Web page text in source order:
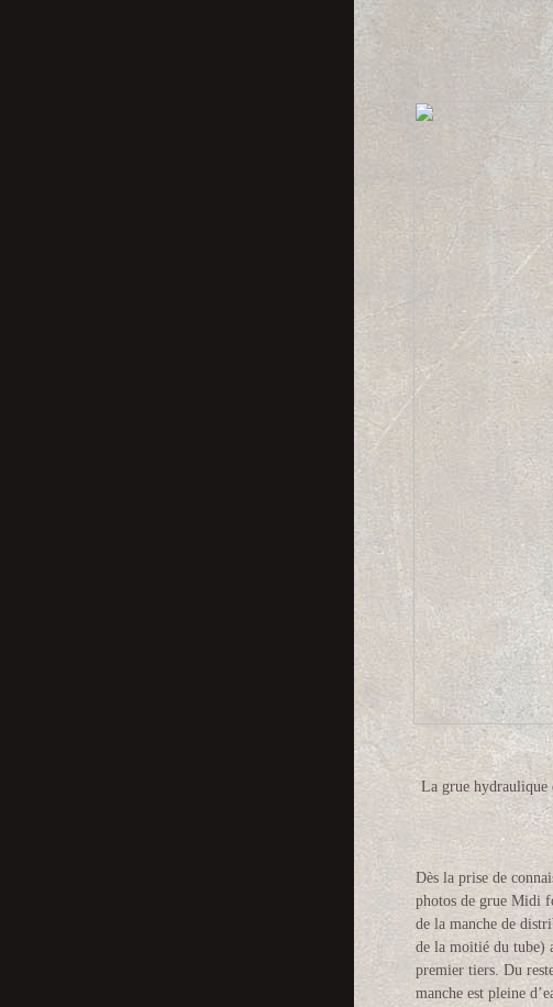
Dès la prise de
photos de grue Midi
de la manche de
de la moitié du tube)
premier tiers. Du
manche est pleine
La grue hydraulique